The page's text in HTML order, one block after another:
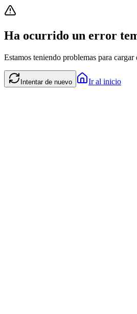
Ha ocurrido un error
Estamos teniendo problemas para
Intentar de nuevo Ir al inicio